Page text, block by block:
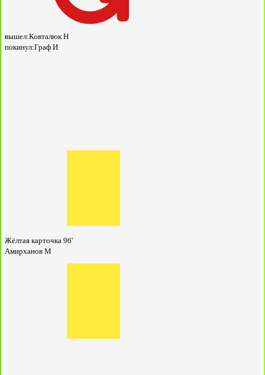
вышел:Ковталюк Н
покинул:Граф И
Жёлтая карточка 96'
Амирханов М